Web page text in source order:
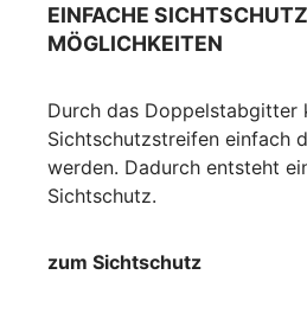
EINFACHE SICHTSCHUTZ
MÖGLICHKEITEN
Durch das Doppelstabgitter
Sichtschutzstreifen einfach
werden. Dadurch entsteht
Sichtschutz.
zum Sichtschutz